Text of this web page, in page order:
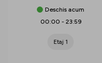
Deschis acum
00:00 - 23:59
Etaj 1